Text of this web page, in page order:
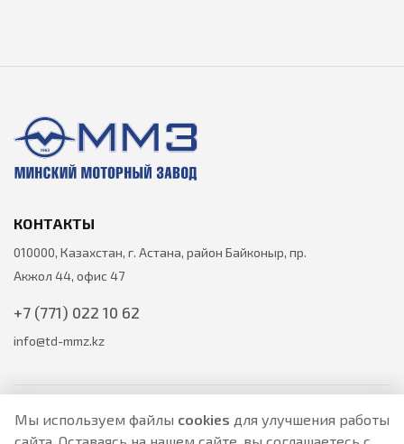
Мы используем файлы cookies для улучшения работы
КОНТАКТЫ
010000, Казахстан, г. Астана, район Байконыр, пр.
Акжол 44, офис 47
+7 (771) 022 10 62
info@td-mmz.kz